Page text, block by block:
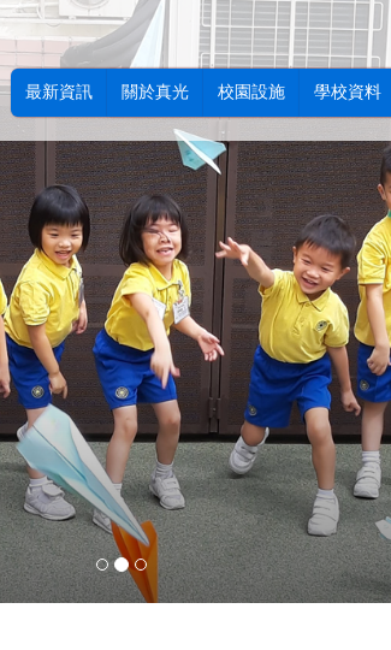
最新資訊 關於真光 校園設施 學校資料